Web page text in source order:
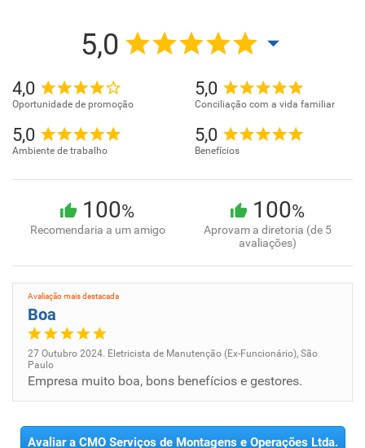
5,0
4,0
Oportunidade de promoção
5,0
Conciliação com a vida familiar
5,0
Ambiente de trabalho
5,0
Benefícios
100%
Recomendaria a um amigo
100%
Aprovam a diretoria (de 5
avaliações)
Avaliação mais destacada
Boa
27 Outubro 2024. Eletricista de Manutenção (Ex-Funcionário), São
Paulo
Empresa muito boa, bons benefícios e gestores.
Avaliar a CMO Serviços de Montagens e Operações Ltda.